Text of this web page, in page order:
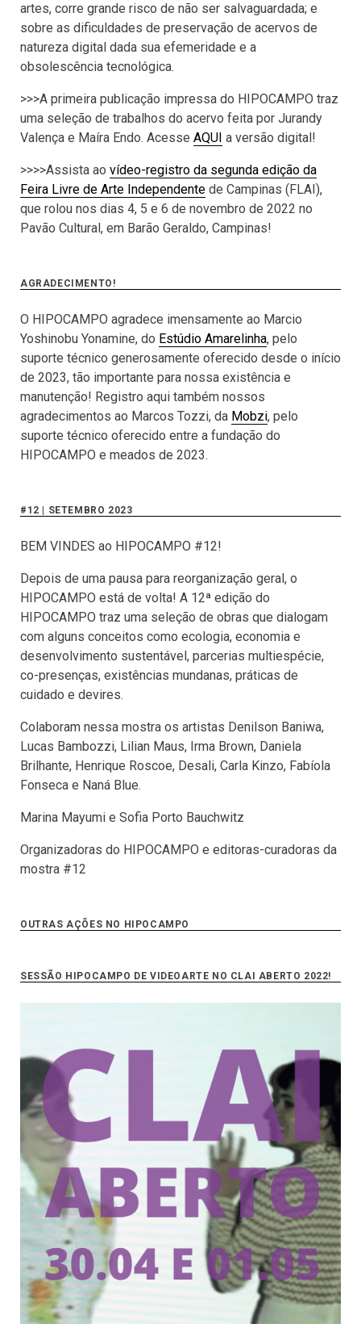
artes, corre grande risco de não ser salvaguardada; e
sobre as dificuldades de preservação de acervos de
natureza digital dada sua efemeridade e a
obsolescência tecnológica.
>>>A primeira publicação impressa do HIPOCAMPO traz
uma seleção de trabalhos do acervo feita por Jurandy
Valença e Maíra Endo. Acesse AQUI a versão digital!
>>>>Assista ao vídeo-registro da segunda edição da
Feira Livre de Arte Independente de Campinas (FLAI),
que rolou nos dias 4, 5 e 6 de novembro de 2022 no
Pavão Cultural, em Barão Geraldo, Campinas!
AGRADECIMENTO!
O HIPOCAMPO agradece imensamente ao Marcio
Yoshinobu Yonamine, do Estúdio Amarelinha, pelo
suporte técnico generosamente oferecido desde o início
de 2023, tão importante para nossa existência e
manutenção! Registro aqui também nossos
agradecimentos ao Marcos Tozzi, da Mobzi, pelo
suporte técnico oferecido entre a fundação do
HIPOCAMPO e meados de 2023.
#12 | SETEMBRO 2023
BEM VINDES ao HIPOCAMPO #12!
Depois de uma pausa para reorganização geral, o
HIPOCAMPO está de volta! A 12ª edição do
HIPOCAMPO traz uma seleção de obras que dialogam
com alguns conceitos como ecologia, economia e
desenvolvimento sustentável, parcerias multiespécie,
co-presenças, existências mundanas, práticas de
cuidado e devires.
Colaboram nessa mostra os artistas Denilson Baniwa,
Lucas Bambozzi, Lilian Maus, Irma Brown, Daniela
Brilhante, Henrique Roscoe, Desali, Carla Kinzo, Fabíola
Fonseca e Naná Blue.
Marina Mayumi e Sofia Porto Bauchwitz
Organizadoras do HIPOCAMPO e editoras-curadoras da
mostra #12
OUTRAS AÇÕES NO HIPOCAMPO
SESSÃO HIPOCAMPO DE VIDEOARTE NO CLAI ABERTO 2022!